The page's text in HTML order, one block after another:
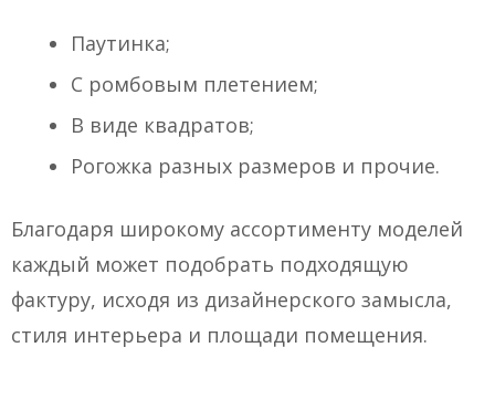
Паутинка;
С ромбовым плетением;
В виде квадратов;
Рогожка разных размеров и прочие.
Благодаря широкому ассортименту моделей
каждый может подобрать подходящую
фактуру, исходя из дизайнерского замысла,
стиля интерьера и площади помещения.